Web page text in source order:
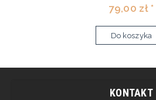
79,00 zł *
Do koszyka
KONTAKT